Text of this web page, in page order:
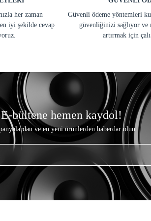
her zaman
iyi şekilde cevap
Güvenli ödeme yöntemleri
güvenliğinizi sağlıyor ve
artırmak için
E-bültene hemen kaydol!
ve en yeni ürünlerden haberdar olun.